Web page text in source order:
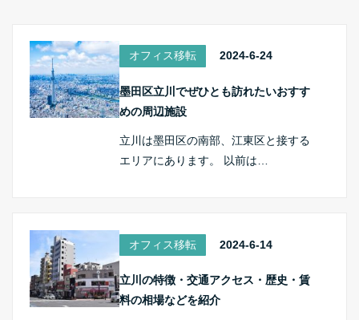
オフィス移転 2024-6-24
墨田区立川でぜひとも訪れたいおすす
めの周辺施設
立川は墨田区の南部、江東区と接する
エリアにあります。 以前は…
オフィス移転 2024-6-14
立川の特徴・交通アクセス・歴史・賃
料の相場などを紹介